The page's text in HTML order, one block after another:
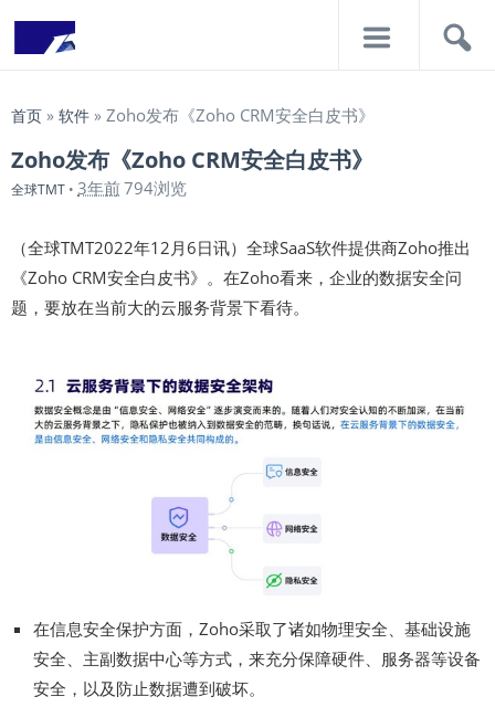
首页 » 软件 » Zoho发布《Zoho CRM安全白皮书》
Zoho发布《Zoho CRM安全白皮书》
全球TMT • 3年前794浏览
（全球TMT2022年12月6日讯）全球SaaS软件提供商Zoho推出
《Zoho CRM安全白皮书》。在Zoho看来，企业的数据安全问
题，要放在当前大的云服务背景下看待。
在信息安全保护方面，Zoho采取了诸如物理安全、基础设施
安全、主副数据中心等方式，来充分保障硬件、服务器等设备
安全，以及防止数据遭到破坏。